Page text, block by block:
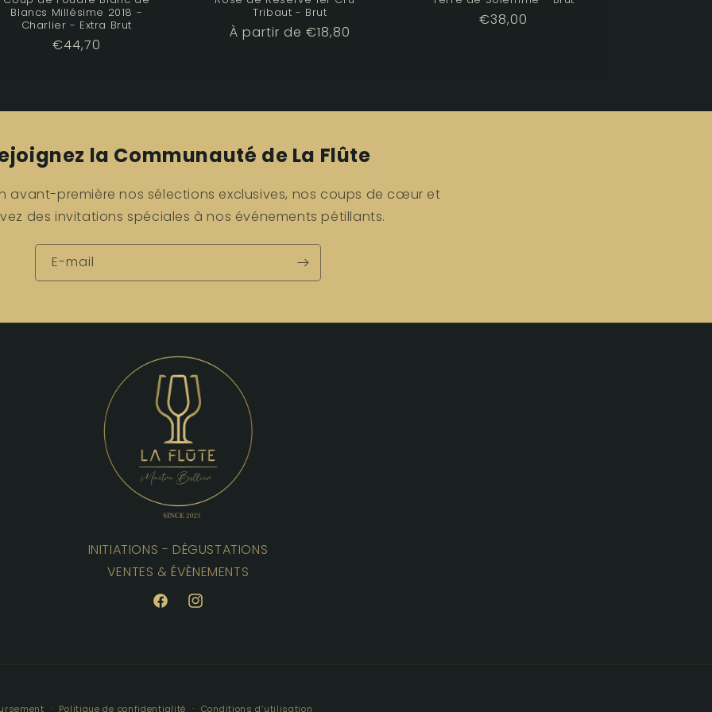
Blancs Millésime 2018 -
Charlier - Extra Brut
Prix
€44,70
Tribaut - Brut
Prix
À partir de €18,80
Prix
€38,00
la Communauté de La Flûte
avant-première nos sélections exclusives, nos coups de cœur et
des invitations spéciales à nos événements pétillants.
E-mail
INITIATIONS - DÉGUSTATIONS
VENTES & ÉVÈNEMENTS
FacebookInstagram
Politique de confidentialité Conditions d’utilisation